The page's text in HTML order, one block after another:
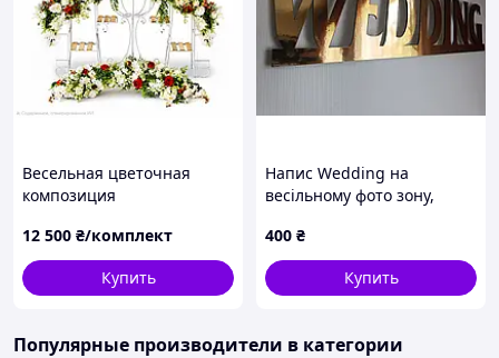
Весельная цветочная
композиция
12 500 ₴/комплект
Купить
Напис Wedding на
весільному фото зону,
400 ₴
Купить
Популярные производители в категории